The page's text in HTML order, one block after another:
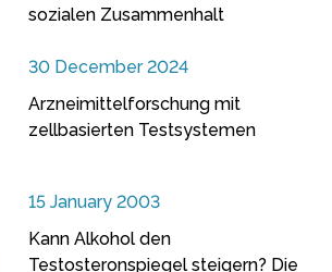
sozialen Zusammenhalt
30 December 2024
Arzneimittelforschung mit
zellbasierten Testsystemen
15 January 2003
Kann Alkohol den
Testosteronspiegel steigern? Die